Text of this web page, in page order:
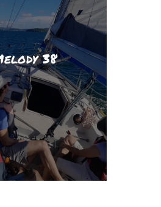
38
38 est un yacht de
et performant,
une expérience de
Avec ses
et son design
il combine confort et
idéal pour des
mer ou des escapades
Caraïbes. Son intérieur
sa disposition optimisée
de profiter d’une
toute sérénité, tandis
coque rigide et ses